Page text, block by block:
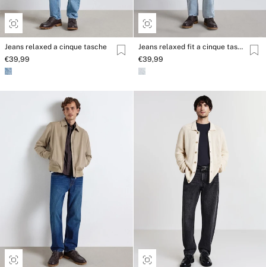
Jeans relaxed a cinque tasche
€39,99
Jeans relaxed fit a cinque tasche
€39,99